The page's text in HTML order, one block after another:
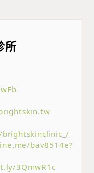
所
bav8514e?
3QmwR1c